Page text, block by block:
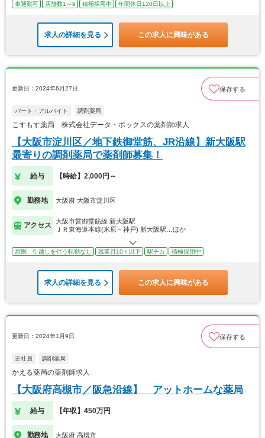
車通勤可
店舗数1～9 積極採用中 年間休日120日以上
求人の詳細を見る この求人に興味がある
更新日：2024年6月27日 保存する
パート・アルバイト 調剤薬局
こすもす薬局 株式会社データ・ボックスの薬剤師求人
【大阪市淀川区／地下鉄御堂筋、JR沿線】新大阪駅
最寄りの調剤薬局で薬剤師募集！
給与 【時給】2,000円～
勤務地 大阪府 大阪市淀川区
アクセス
大阪市営御堂筋線 新大阪駅
ＪＲ東海道本線(米原－神戸) 新大阪駅…ほか
原則、引越しを伴う転勤なし 残業月10ｈ以下 駅チカ 積極採用中
求人の詳細を見る この求人に興味がある
更新日：2024年1月9日 保存する
正社員 調剤薬局
かえる薬局の薬剤師求人
【大阪府高槻市／阪急沿線】 アットホームな薬局
給与 【年収】450万円
勤務地 大阪府 高槻市